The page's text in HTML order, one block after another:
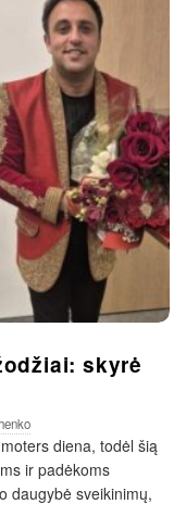
skyrė
diena, todėl šią
ir padėkoms
daugybė sveikinimų,